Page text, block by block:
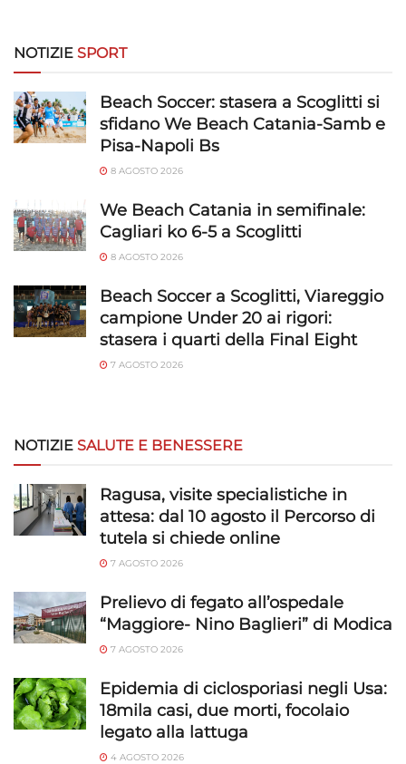
NOTIZIE SPORT
Beach Soccer: stasera a Scoglitti si
sfidano We Beach Catania-Samb e
Pisa-Napoli Bs
8 AGOSTO 2026
We Beach Catania in semifinale:
Cagliari ko 6-5 a Scoglitti
8 AGOSTO 2026
Beach Soccer a Scoglitti, Viareggio
campione Under 20 ai rigori:
stasera i quarti della Final Eight
7 AGOSTO 2026
NOTIZIE SALUTE E BENESSERE
Ragusa, visite specialistiche in
attesa: dal 10 agosto il Percorso di
tutela si chiede online
7 AGOSTO 2026
Prelievo di fegato all’ospedale
“Maggiore- Nino Baglieri” di Modica
7 AGOSTO 2026
Epidemia di ciclosporiasi negli Usa:
18mila casi, due morti, focolaio
legato alla lattuga
4 AGOSTO 2026